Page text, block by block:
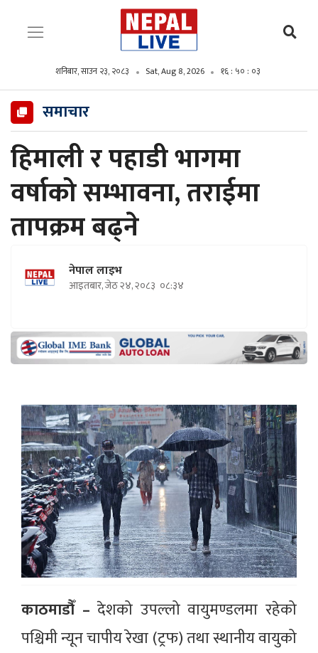
शनिबार, साउन २३, २०८३ Sat, Aug 8, 2026 १६ : ५० : ०४
समाचार
हिमाली र पहाडी भागमा
वर्षाको सम्भावना, तराईमा
तापक्रम बढ्ने
नेपाल लाइभ
आइतबार, जेठ २४, २०८३ ०८:३४
काठमाडौँ –देशको उपल्लो वायुमण्डलमा रहेको
पश्चिमी न्यून चापीय रेखा (ट्रफ) तथा स्थानीय वायुको